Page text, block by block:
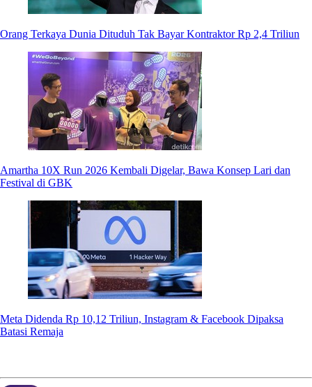
Orang Terkaya Dunia Dituduh Tak Bayar Kontraktor Rp 2,4 Triliun
Amartha 10X Run 2026 Kembali Digelar, Bawa Konsep Lari dan
Festival di GBK
Meta Didenda Rp 10,12 Triliun, Instagram & Facebook Dipaksa
Batasi Remaja